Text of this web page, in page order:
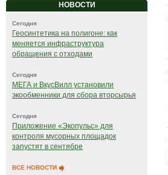
НОВОСТИ
Сегодня
Геосинтетика на полигоне: как
меняется инфраструктура
обращения с отходами
Сегодня
МЕГА и ВкусВилл установили
экообменники для сбора вторсырья
Сегодня
Приложение «Экопульс» для
контроля мусорных площадок
запустят в сентябре
ВСЕ НОВОСТИ